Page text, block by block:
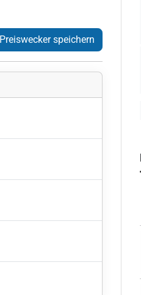
Preiswecker speichern